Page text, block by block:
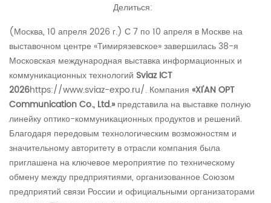
Делиться:
(Москва, 10 апреля 2026 г.) С 7 по 10 апреля в Москве на
выставочном центре «Тимирязевское» завершилась 38-я
Московская международная выставка информационных и
коммуникационных технологий Sviaz ICT
2026https://www.sviaz-expo.ru/. Компания «XI'AN OPT
Communication Co., Ltd.»представила на выставке полную
линейку оптико-коммуникационных продуктов и решений.
Благодаря передовым технологическим возможностям и
значительному авторитету в отрасли компания была
приглашена на ключевое мероприятие по техническому
обмену между предприятиями, организованное Союзом
предприятий связи России и официальными организаторами